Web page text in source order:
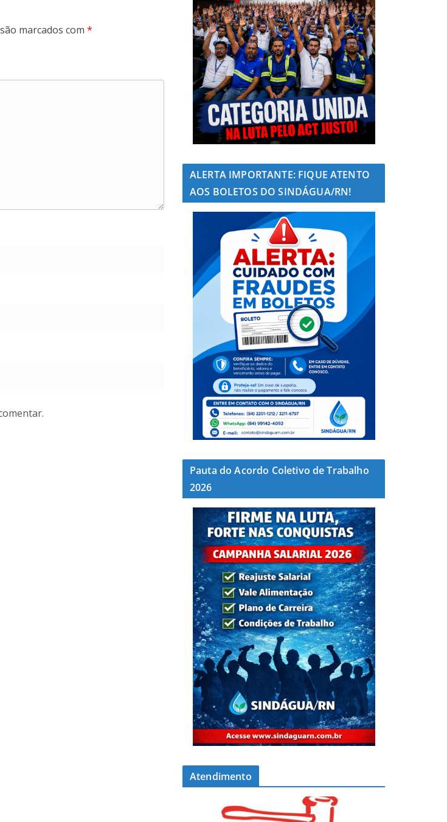
marcados com *
ALERTA IMPORTANTE: FIQUE ATENTO
AOS BOLETOS DO SINDÁGUA/RN!
Pauta do Acordo Coletivo de Trabalho
2026
Atendimento